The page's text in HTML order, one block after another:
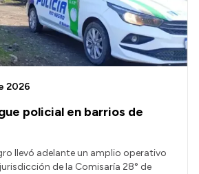
policial en barrios de
2026
llevó adelante un amplio operativo
de la Comisaría 28° de